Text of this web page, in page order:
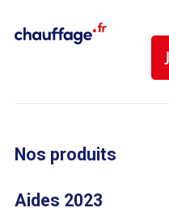
Nos produits
Aides 2023